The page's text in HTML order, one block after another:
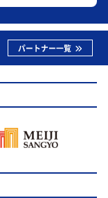
パートナー一覧